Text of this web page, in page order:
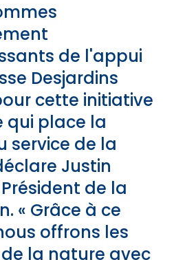
de l'appui
Desjardins
cette initiative
qui place la
service de la
Justin
de la
« Grâce à ce
offrons les
la nature avec